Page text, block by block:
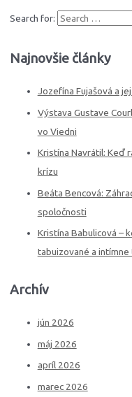
Search for:
Najnovšie články
Jozefína Fujašová a
Výstava Gustave
vo Viedni
Kristína Navrátil: Keď
krízu
Beáta Bencová:
spoločnosti
Kristína Babulicová –
tabuizované a intímne
Archív
jún 2026
máj 2026
apríl 2026
marec 2026